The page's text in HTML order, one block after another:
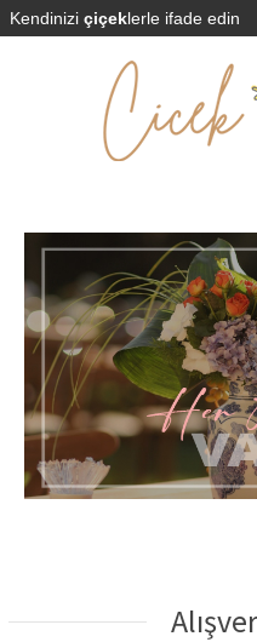
Kendinizi çiçeklerle ifade edin